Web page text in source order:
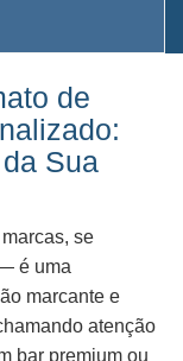
de
Sua
se
é uma
marcante e
atenção
bar premium ou